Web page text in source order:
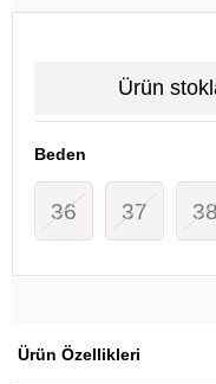
Ürün
Beden
36 37 38
Ürün Özellikleri